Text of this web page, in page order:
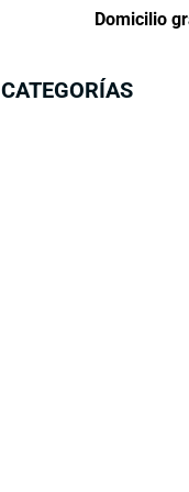
Domicilio
CATEGORÍAS